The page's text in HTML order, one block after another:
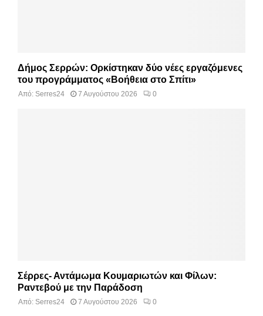
Δήμος Σερρών: Ορκίστηκαν δύο νέες εργαζόμενες
του προγράμματος «Βοήθεια στο Σπίτι»
Από: Serres24 7 Αυγούστου 2026 0
Σέρρες- Αντάμωμα Κουμαριωτών και Φίλων:
Ραντεβού με την Παράδοση
Από: Serres24 7 Αυγούστου 2026 0